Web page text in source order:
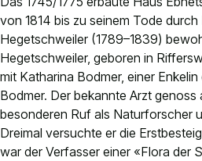
Kontakt
Anlässe anmelden
Nachhaltigkeit
von 1814 bis zu seinem Tode
Hegetschweiler (1789–1839)
Hegetschweiler, geboren in
mit Katharina Bodmer, einer
Bodmer. Der bekannte Arzt genoss
besonderen Ruf als Naturforscher
Dreimal versuchte er die
war der Verfasser einer «Flora der